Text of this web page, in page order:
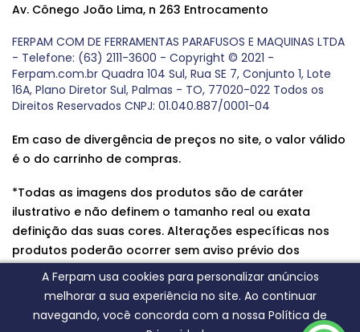
A Ferpam usa cookies para personalizar anúncios
melhorar a sua experiência no site. Ao continuar
navegando, você concorda com a nossa Política de
Av. Cônego João Lima, n 263 Entrocamento
FERPAM COM DE FERRAMENTAS PARAFUSOS E MAQUINAS LTDA
- Telefone: (63) 2111-3600 - Copyright © 2021 -
Ferpam.com.br Quadra 104 Sul, Rua SE 7, Conjunto 1, Lote
16A, Plano Diretor Sul, Palmas - TO, 77020-022 Todos os
Direitos Reservados CNPJ: 01.040.887/0001-04
Em caso de divergência de preços no site, o valor válido
é o do carrinho de compras.
*Todas as imagens dos produtos são de caráter
ilustrativo e não definem o tamanho real ou exata
definição das suas cores. Alterações específicas nos
produtos poderão ocorrer sem aviso prévio dos
fornecedores, qualquer dúvida sobre nossos produtos
entre em contato conosco.